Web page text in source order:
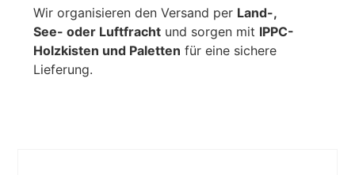
Wir organisieren den Versand per Land-,
See- oder Luftfracht und sorgen mit IPPC-
Holzkisten und Paletten für eine sichere
Lieferung.